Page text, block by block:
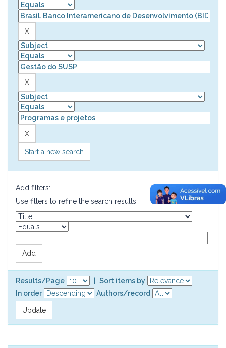
Start a new search
Add filters:
Use filters to refine the search results.
Results/Page
Sort items by
In order
Authors/record